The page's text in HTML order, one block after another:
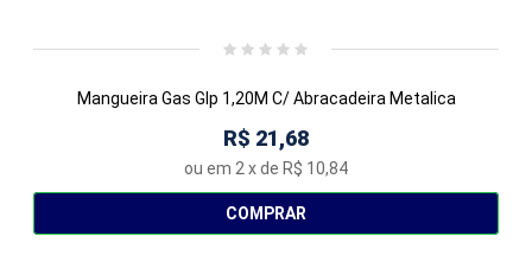
Mangueira Gas Glp 1,20M C/ Abracadeira Metalica
R$ 21,68
ou em 2x de R$ 10,84
COMPRAR